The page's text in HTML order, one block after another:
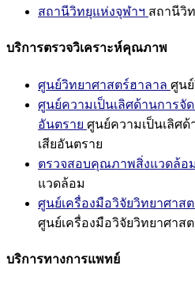
สถานีวิทยุแห่งจุฬาฯ สถานีวิ
บริการตรวจวิเคราะห์คุณภาพ
ศูนย์วิทยาศาสตร์ฮาลาล ศูน
ศูนย์ความเป็นเลิศด้านการจั
อันตราย ศูนย์ความเป็นเลิศ
เสียอันตราย
ตรวจสอบคุณภาพสิ่งแวดล้อม
แวดล้อม
ศูนย์เครื่องมือวิจัยวิทยาศาส
ศูนย์เครื่องมือวิจัยวิทยาศาส
บริการทางการแพทย์